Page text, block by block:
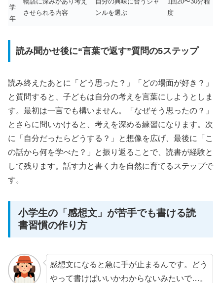
学
年
させられる内容
ンルを選ぶ
度
読み聞かせ後に“言葉で返す”質問の5ステップ
読み終えたあとに「どう思った？」「どの場面が好き？」
と質問すると、子どもは自分の考えを言葉にしようとしま
す。最初は一言でも構いません。「なぜそう思ったの？」
とさらに問いかけると、考えを深める練習になります。次
に「自分だったらどうする？」と想像を広げ、最後に「こ
の話から何を学べた？」と振り返ることで、読書が経験と
して残ります。話す力と書く力を自然に育てるステップで
す。
小学生の「感想文」が苦手でも書ける読
書習慣の作り方
感想文になると急に手が止まるんです。どう
やって書けばいいかわからないみたいで…。